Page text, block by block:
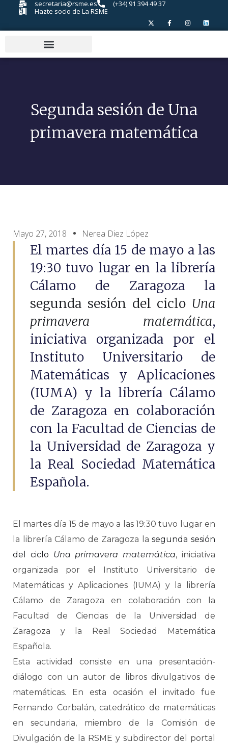
secretaria@rsme.es
(+34) 91 394 49 37
Hazte socio de La RSME
Segunda sesión de Una
primavera matemática
Mayo 27, 2018 Nerea Diez López
El martes día 15 de mayo a las
19:30 tuvo lugar en la librería
Cálamo de Zaragoza la
segunda sesión del ciclo Una
primavera matemática,
iniciativa organizada por el
Instituto Universitario de
Matemáticas y Aplicaciones
(IUMA) y la librería Cálamo
de Zaragoza en colaboración
con la Facultad de Ciencias de
la Universidad de Zaragoza y
la Real Sociedad Matemática
Española.
El martes día 15 de mayo a las 19:30 tuvo lugar en
la librería Cálamo de Zaragoza lasegunda sesión
del ciclo Una primavera matemática, iniciativa
organizada por el Instituto Universitario de
Matemáticas y Aplicaciones (IUMA) y la librería
Cálamo de Zaragoza en colaboración con la
Facultad de Ciencias de la Universidad de
Zaragoza y la Real Sociedad Matemática
Española.
Esta actividad consiste en una presentación-
diálogo con un autor de libros divulgativos de
matemáticas. En esta ocasión el invitado fue
Fernando Corbalán, catedrático de matemáticas
en secundaria, miembro de la Comisión de
Divulgación de la RSME y subdirector del portal